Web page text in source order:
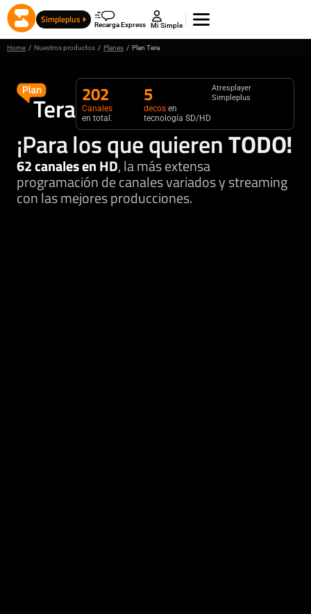
Simpleplus Recarga Express Mi Simple
Home / Nuestros productos / Planes / Plan Tera
202
Canales
en total.
5
decos en
tecnología SD/HD
Atresplayer
Simpleplus
¡Para los que quierenTODO!
62 canales en HD, la más extensa
programación de canales variados y streaming
con las mejores producciones.